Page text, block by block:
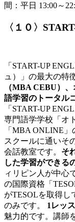
間：平日 13:00～
〈１０〉
「START-UP
ュ）」の最大の特
（MBA CEBU）
語学習のトータル
「START-UP
専門語学学校「オ
「MBA ONLINE
スクールに通いそ
会話教室です。 そ
した学習ができる
ィリピン人が中心
の国際資格「
がTESOLを取得し
のみです。 1レッ
魅力的です。講師